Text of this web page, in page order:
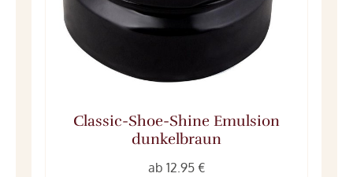
Classic-Shoe-Shine Emulsion
dunkelbraun
ab 12.95 €